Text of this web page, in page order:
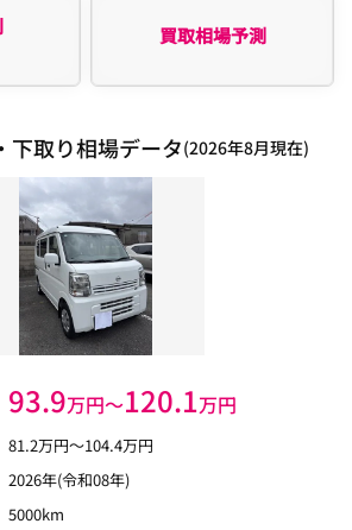
買取相場予測
下取り相場データ(2026年8月現在)
93.9万円〜120.1万円
81.2万円〜104.4万円
2026年(令和08年)
5000km